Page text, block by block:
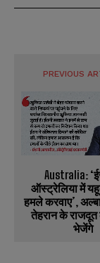
PREVIOUS
Australia:
ऑस्ट्रेलिया में
हमले करवाए’,
तेहरान के राजदूत
भेजेंगे